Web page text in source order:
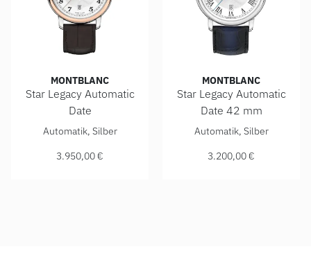
MONTBLANC
Star Legacy Automatic
Date
Montblanc Star Legacy Automatic Date, Ref: MB117577,
Automatik, Silber
3.950,00 €
MONTBLANC
Star Legacy Automatic
Date 42 mm
Montblanc Star Legacy
Automatik, Silber
3.200,00 €